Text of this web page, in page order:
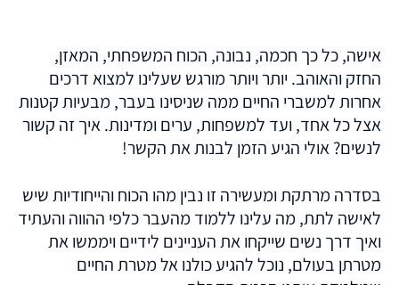
אישה, כל כך חכמה, נבונה, הכוח המשפחתי, המאזן,
החזק והאוהב. יותר ויותר מורגש שעלינו למצוא דרכים
אחרות למשברי החיים ממה שניסינו בעבר, מבעיות קטנות
אצל כל אחד, ועד למשפחות, ערים ומדינות. איך זה קשור
לנשים? אולי הגיע הזמן לבנות את הקשר!
בסדרה מרתקת ומעשירה זו נבין מהו הכוח והייחודיות שיש
לאישה לתת, מה עלינו ללמוד מהעבר כלפי ההווה והעתיד
ואיך דרך נשים שייקחו את העניינים לידיים ויממשו את
מטרתן בעולם, נוכל להגיע כולנו אל מטרת החיים